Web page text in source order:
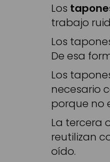
Los
trabajo
Los
De esa
Los
necesario
porque no
La tercera
reutilizan
oído.